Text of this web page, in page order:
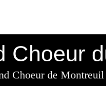
Choeur de Montreuil